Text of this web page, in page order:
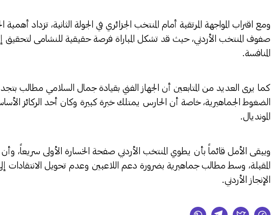
ومع اقتراب المواجهة المرتقبة أمام المنتخب الجزائري في الجولة الثانية، تزداد
صفوف المنتخب الأردني، حيث قد تشكل المباراة فرصة حقيقية للنشامى
المنافسة.
كما يرى العديد من المتابعين أن الجهاز الفني بقيادة جمال السلامي مطالب
الضغوط الجماهيرية، خاصة أن الحارس يمتلك خبرة كبيرة وكان أحد الركائز
المونديال.
ويبقى الأمل قائماً بأن يطوي المنتخب الأردني صفحة الخسارة الأولى سريعاً،
المقبلة، وسط مطالب جماهيرية بضرورة دعم اللاعبين وعدم تحويل
الإنجاز الأردني.